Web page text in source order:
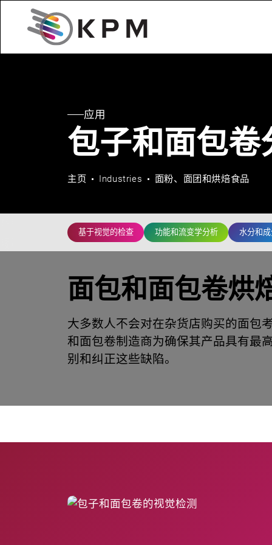
应用
包子和面包卷
主页 Industries 面粉、面团和烘焙食品
水分和
功能和流变学分析
基于视觉的检查
面包和面包卷烘
大多数人不会对在杂货店购买的面包
和面包卷制造商为确保其产品具有最
别和纠正这些缺陷。